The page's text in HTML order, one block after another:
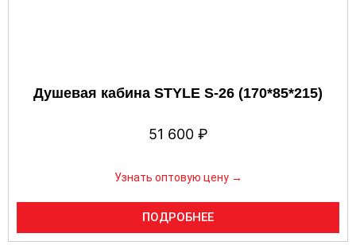
Душевая кабина STYLE S-26 (170*85*215)
51 600 ₽
Узнать оптовую цену →
ПОДРОБНЕЕ